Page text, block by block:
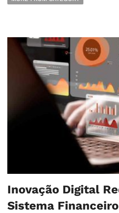
Inovação Digital
Sistema